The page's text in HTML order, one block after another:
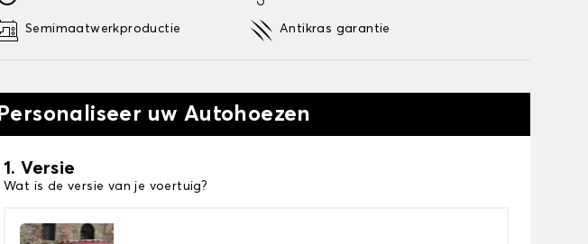
Semimaatwerkproductie Antikras garantie
Personaliseer uw Autohoezen
1. Versie
Wat is de versie van je voertuig?